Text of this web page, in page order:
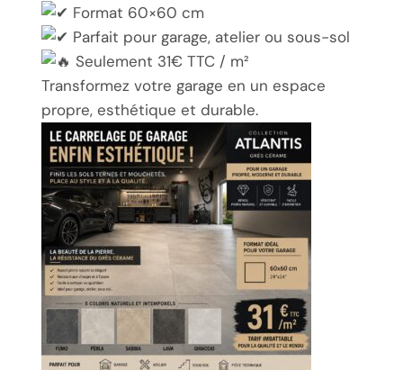
Format 60×60 cm
Parfait pour garage, atelier ou sous-sol
Seulement 31€ TTC / m²
Transformez votre garage en un espace
propre, esthétique et durable.